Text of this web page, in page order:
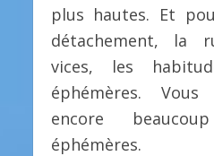
plus hautes. Et
détachement, la
vices, les
éphémères.
encore
éphémères.